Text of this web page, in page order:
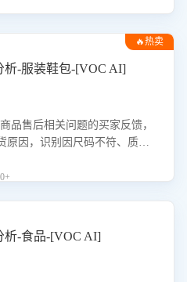
🔥热卖
析-服装鞋包-[VOC AI]
品售后相关问题的买家反馈，
原因，识别因尺码不符、质量
，实现销售额的显著提升。
析-食品-[VOC AI]